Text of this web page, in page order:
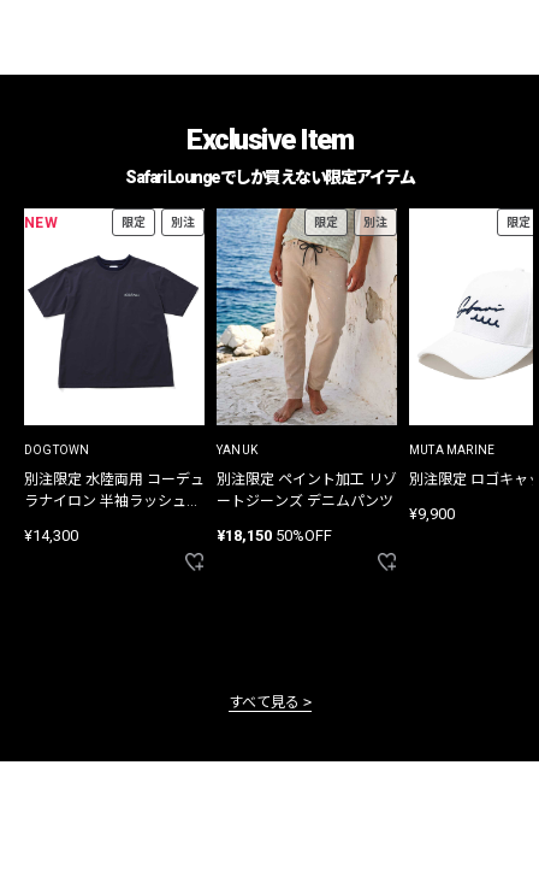
Exclusive Item
Safari Loungeでしか買えない限定アイテム
NEW 限定 別注
DOGTOWN
別注限定 水陸両用 コーデュ
ラナイロン 半袖ラッシュガ
¥14,300
限定 別注
YANUK
別注限定 ペイント加工 リゾ
ートジーンズ デニムパンツ
¥18,150 50%OFF
限定
MUTA MARINE
別注限定 ロゴキャ
¥9,900
すべて見る